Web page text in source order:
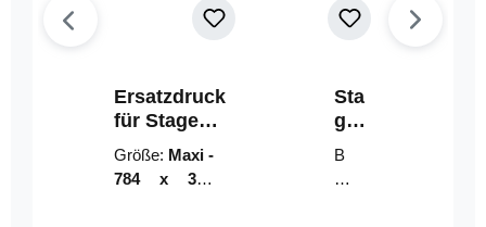
Ersatzdruck
für Stage
Riser
Größe: Maxi -
784 x 314
Sta
geri
ser-
LE
D-
B
un